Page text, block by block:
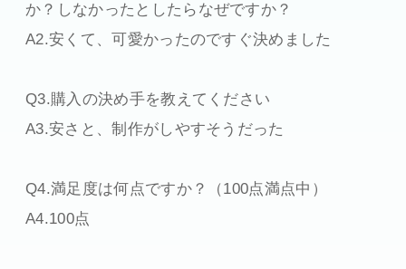
か？しなかったとしたらなぜですか？
A2.安くて、可愛かったのですぐ決めました
Q3.購入の決め手を教えてください
A3.安さと、制作がしやすそうだった
Q4.満足度は何点ですか？（100点満点中）
A4.100点